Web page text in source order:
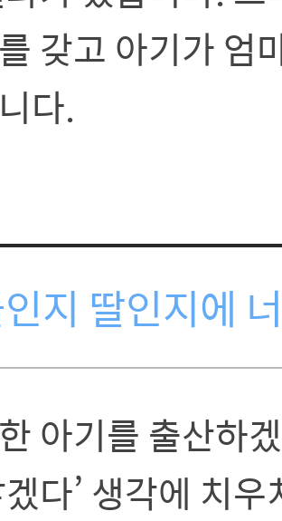
갖고 아기가 엄
다.
지 딸인지에
아기를 출산하
다’ 생각에 치